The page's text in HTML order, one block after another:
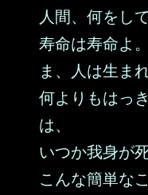
人間、何をし
寿命は寿命よ。
ま、人は生ま
何よりもはっ
は、
いつか我身が
こんな簡単な